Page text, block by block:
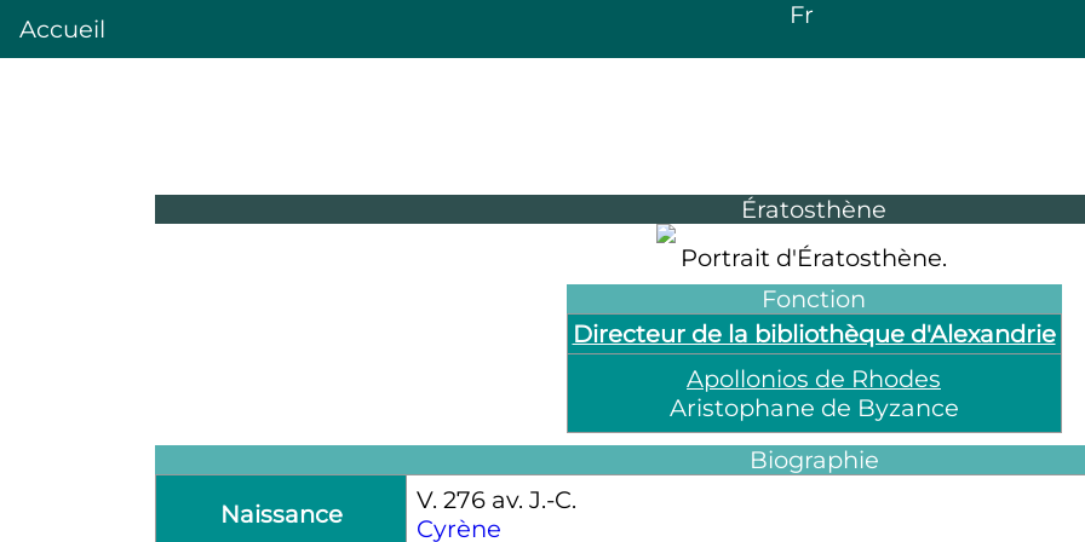
Accueil Fr
Ératosthène
Portrait d'Ératosthène.
Fonction
Directeur de la bibliothèque d'Alexandrie
Apollonios de Rhodes
Aristophane de Byzance
Biographie
Naissance
V. 276 av. J.-C.
Cyrène